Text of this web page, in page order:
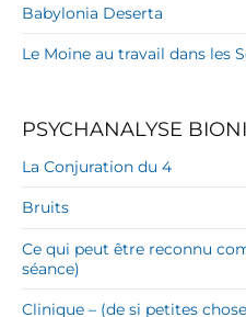
Babylonia Deserta
Le Moine au travail dans les
PSYCHANALYSE
La Conjuration du 4
Bruits
Ce qui peut être reconnu
séance)
Clinique – (de si petites